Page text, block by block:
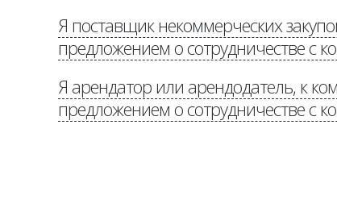
«Стоп коррупция»
Я поставщик некоммерческих
предложением о сотрудничестве с
Потенциальным партнерам
Я арендатор или арендодатель, к
предложением о сотрудничестве с